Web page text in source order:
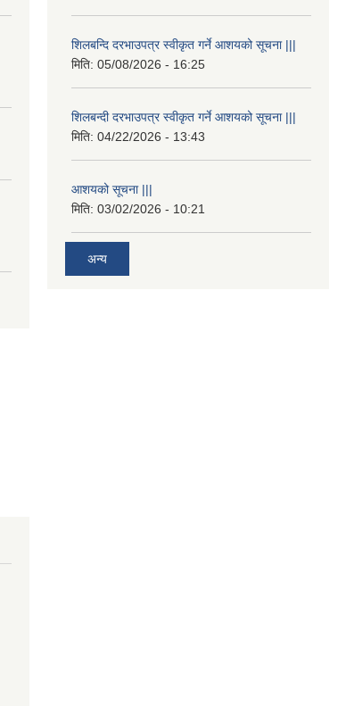
शिलबन्दि दरभाउपत्र स्वीकृत गर्ने आशयको सूचना |||
मिति: 05/08/2026 - 16:25
शिलबन्दी दरभाउपत्र स्वीकृत गर्ने आशयको सूचना |||
मिति: 04/22/2026 - 13:43
आशयको सूचना |||
मिति: 03/02/2026 - 10:21
अन्य